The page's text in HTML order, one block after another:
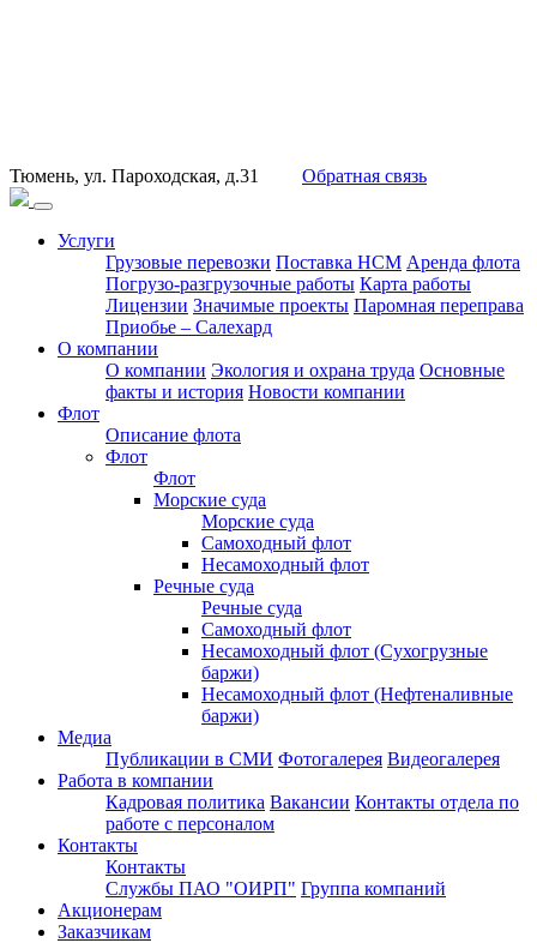
Тюмень, ул. Пароходская, д.31 Обратная связь
Услуги
Грузовые перевозки Поставка НСМ Аренда флота
Погрузо-разгрузочные работы Карта работы
Лицензии Значимые проекты Паромная переправа
Приобье – Салехард
О компании
О компании Экология и охрана труда Основные
факты и история Новости компании
Флот
Описание флота
Флот
Флот
Морские суда
Морские суда
Самоходный флот
Несамоходный флот
Речные суда
Речные суда
Самоходный флот
Несамоходный флот (Сухогрузные
баржи)
Несамоходный флот (Нефтеналивные
баржи)
Медиа
Публикации в СМИ Фотогалерея Видеогалерея
Работа в компании
Кадровая политика Вакансии Контакты отдела по
работе с персоналом
Контакты
Контакты
Службы ПАО "ОИРП" Группа компаний
Акционерам
Заказчикам